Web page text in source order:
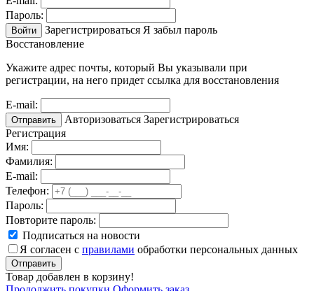
Пароль:
Войти Зарегистрироваться Я забыл пароль
Восстановление
Укажите адрес почты, который Вы указывали при
регистрации, на него придет ссылка для восстановления
E-mail:
Отправить Авторизоваться Зарегистрироваться
Регистрация
Имя:
Фамилия:
E-mail:
Телефон:
Пароль:
Повторите пароль:
Подписаться на новости
Я согласен с правилами обработки персональных данных
Отправить
Товар добавлен в корзину!